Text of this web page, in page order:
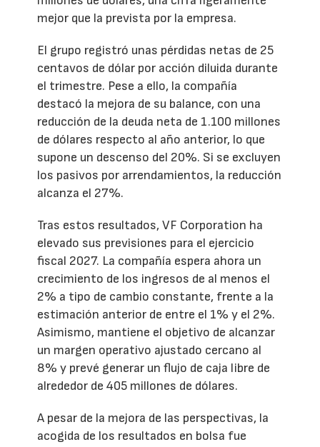
mejor que la prevista por la empresa.
El grupo registró unas pérdidas netas de 25
centavos de dólar por acción diluida durante
el trimestre. Pese a ello, la compañía
destacó la mejora de su balance, con una
reducción de la deuda neta de 1.100 millones
de dólares respecto al año anterior, lo que
supone un descenso del 20%. Si se excluyen
los pasivos por arrendamientos, la reducción
alcanza el 27%.
Tras estos resultados, VF Corporation ha
elevado sus previsiones para el ejercicio
fiscal 2027. La compañía espera ahora un
crecimiento de los ingresos de al menos el
2% a tipo de cambio constante, frente a la
estimación anterior de entre el 1% y el 2%.
Asimismo, mantiene el objetivo de alcanzar
un margen operativo ajustado cercano al
8% y prevé generar un flujo de caja libre de
alrededor de 405 millones de dólares.
A pesar de la mejora de las perspectivas, la
acogida de los resultados en bolsa fue